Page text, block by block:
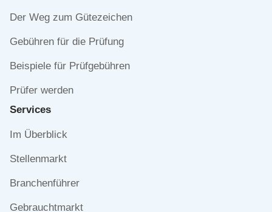
Der Weg zum Gütezeichen
Gebühren für die Prüfung
Beispiele für Prüfgebühren
Prüfer werden
Services
Navigation
Im Überblick
Stellenmarkt
Branchenführer
Gebrauchtmarkt